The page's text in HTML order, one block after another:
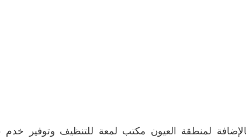
لمنطقة العيون مكتب لمعة للتنظيف وتوفير